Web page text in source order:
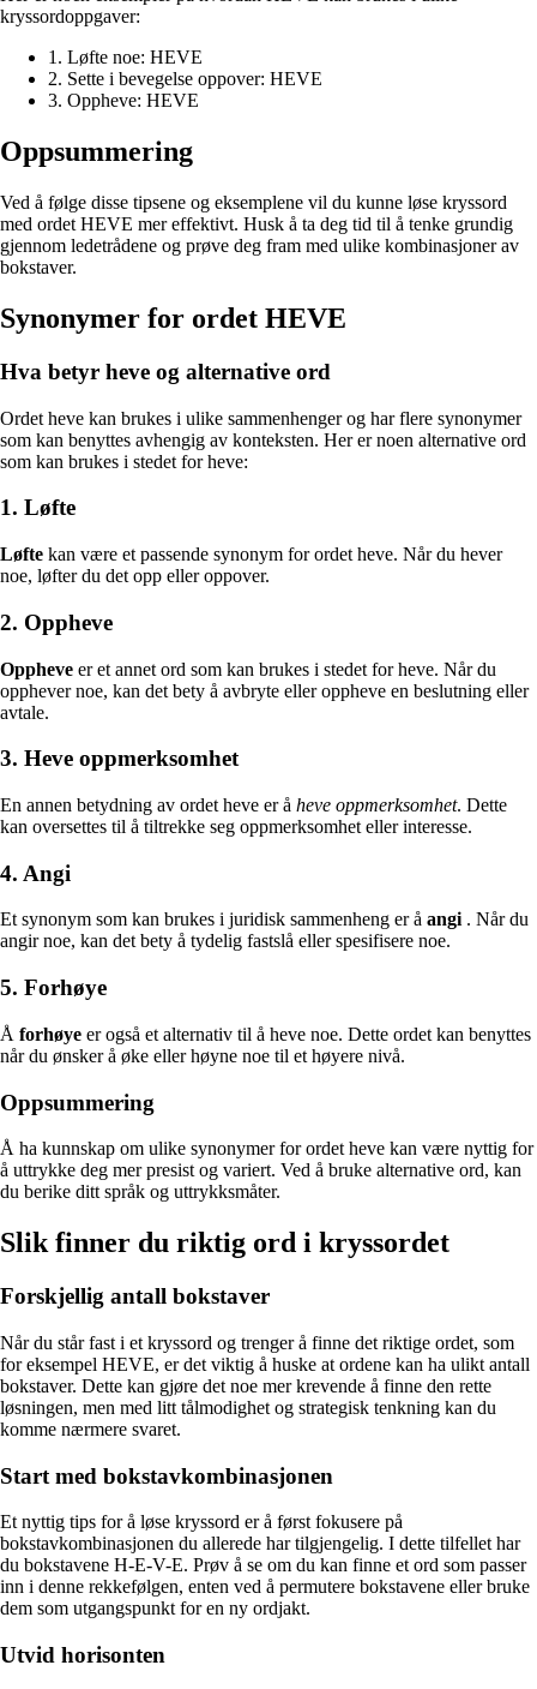
kryssordoppgaver:
1. Løfte noe: HEVE
2. Sette i bevegelse oppover: HEVE
3. Oppheve: HEVE
Oppsummering
Ved å følge disse tipsene og eksemplene vil du kunne løse kryssord
med ordet HEVE mer effektivt. Husk å ta deg tid til å tenke grundig
gjennom ledetrådene og prøve deg fram med ulike kombinasjoner av
bokstaver.
Synonymer for ordet HEVE
Hva betyr heve og alternative ord
Ordet heve kan brukes i ulike sammenhenger og har flere synonymer
som kan benyttes avhengig av konteksten. Her er noen alternative ord
som kan brukes i stedet for heve:
1. Løfte
Løfte kan være et passende synonym for ordet heve. Når du hever
noe, løfter du det opp eller oppover.
2. Oppheve
Oppheve er et annet ord som kan brukes i stedet for heve. Når du
opphever noe, kan det bety å avbryte eller oppheve en beslutning eller
avtale.
3. Heve oppmerksomhet
En annen betydning av ordet heve er å heve oppmerksomhet. Dette
kan oversettes til å tiltrekke seg oppmerksomhet eller interesse.
4. Angi
Et synonym som kan brukes i juridisk sammenheng er å angi. Når du
angir noe, kan det bety å tydelig fastslå eller spesifisere noe.
5. Forhøye
Å forhøye er også et alternativ til å heve noe. Dette ordet kan benyttes
når du ønsker å øke eller høyne noe til et høyere nivå.
Oppsummering
Å ha kunnskap om ulike synonymer for ordet heve kan være nyttig for
å uttrykke deg mer presist og variert. Ved å bruke alternative ord, kan
du berike ditt språk og uttrykksmåter.
Slik finner du riktig ord i kryssordet
Forskjellig antall bokstaver
Når du står fast i et kryssord og trenger å finne det riktige ordet, som
for eksempel HEVE, er det viktig å huske at ordene kan ha ulikt antall
bokstaver. Dette kan gjøre det noe mer krevende å finne den rette
løsningen, men med litt tålmodighet og strategisk tenkning kan du
komme nærmere svaret.
Start med bokstavkombinasjonen
Et nyttig tips for å løse kryssord er å først fokusere på
bokstavkombinasjonen du allerede har tilgjengelig. I dette tilfellet har
du bokstavene H-E-V-E. Prøv å se om du kan finne et ord som passer
inn i denne rekkefølgen, enten ved å permutere bokstavene eller bruke
dem som utgangspunkt for en ny ordjakt.
Utvid horisonten